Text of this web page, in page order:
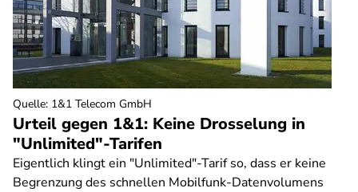
Urteil gegen 1&1: Keine Drosselung in
"Unlimited"-Tarifen
Eigentlich klingt ein "Unlimited"-Tarif so, dass er keine
Begrenzung des schnellen Mobilfunk-Datenvolumens
Quelle: 1&1 Telecom GmbH